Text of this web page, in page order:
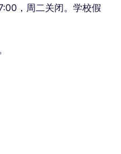
，周二关闭。学校假